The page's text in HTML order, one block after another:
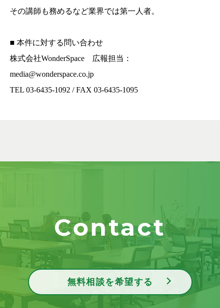
その講師も務めるなど業界では第一人者。
■ 本件に対する問い合わせ
株式会社WonderSpace 広報担当：
media@wonderspace.co.jp
TEL 03-6435-1092 / FAX 03-6435-1095
Contact
無料相談を希望する